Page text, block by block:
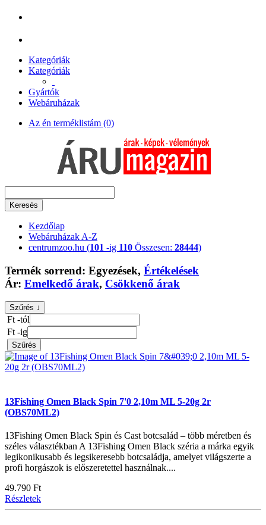
Kategóriák
Kategóriák
Gyártók
Webáruházak
Az én terméklistám (0)
Keresés
Kezdőlap
Webáruházak A-Z
centrumzoo.hu (101 -ig 110 Összesen: 28444)
Termék sorrend: Egyezések, Értékelések
Ár: Emelkedő árak, Csökkenő árak
Szűrés ↓
Ft -tól
Ft -ig
Szűrés
13Fishing Omen Black Spin 7'0 2,10m ML 5-20g 2r
(OBS70ML2)
13Fishing Omen Black Spin és Cast botcsalád – több méretben és
széles választékban A 13Fishing Omen Black széria a márka egyik
legikonikusabb és legsikeresebb botcsaládja, amelyet világszerte a
profi horgászok is előszeretettel használnak....
49.790 Ft
Részletek